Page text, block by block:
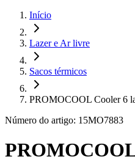
Início
Lazer e Ar livre
Sacos térmicos
PROMOCOOL Cooler 6
Número do artigo: 15MO7883